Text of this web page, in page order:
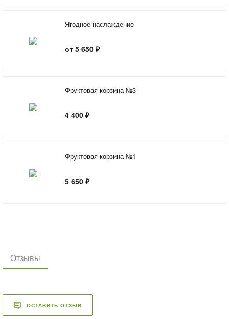
Ягодное наслаждение
от 5 650 ₽
Фруктовая корзина №3
4 400 ₽
Фруктовая корзина №1
5 650 ₽
Отзывы
ОСТАВИТЬ ОТЗЫВ